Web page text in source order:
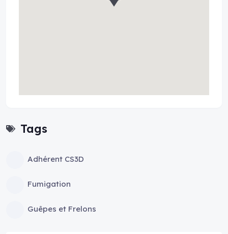
Tags
Adhérent CS3D
Fumigation
Guêpes et Frelons